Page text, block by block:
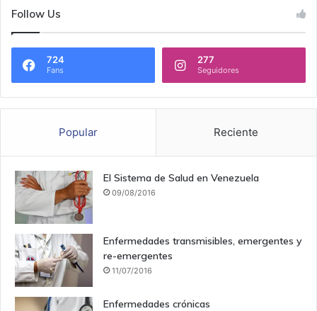
Follow Us
724
Fans
277
Seguidores
Popular Reciente
El Sistema de Salud en Venezuela
09/08/2016
Enfermedades transmisibles, emergentes y
re-emergentes
11/07/2016
Enfermedades crónicas